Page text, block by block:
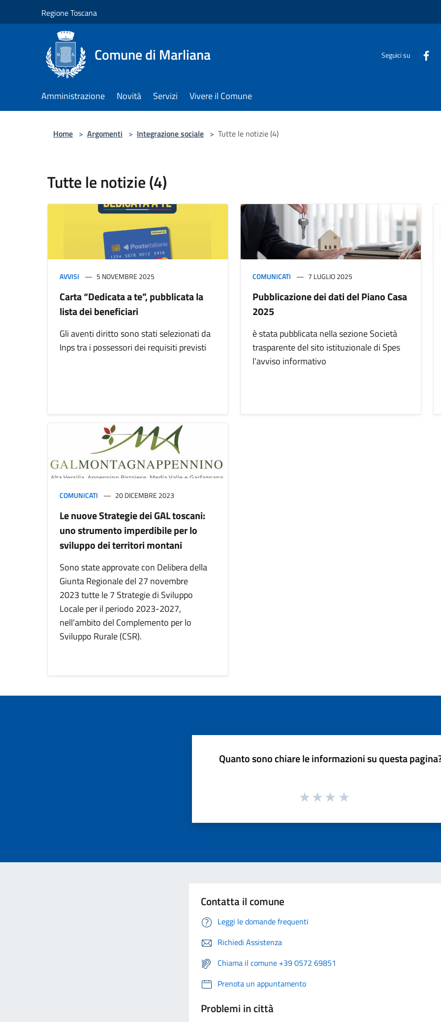
Regione Toscana
Comune di Marliana Seguici su
Amministrazione Novità Servizi Vivere il Comune
Home > Argomenti > Integrazione sociale > Tutte le notizie (4)
Tutte le notizie (4)
AVVISI 5 NOVEMBRE 2025
Carta “Dedicata a te”, pubblicata la
lista dei beneficiari
Gli aventi diritto sono stati selezionati da
Inps tra i possessori dei requisiti previsti
COMUNICATI 7 LUGLIO 2025
Pubblicazione dei dati del Piano Casa
2025
è stata pubblicata nella sezione Società
trasparente del sito istituzionale di Spes
l’avviso informativo
COMUNICATI 20 DICEMBRE 2023
Le nuove Strategie dei GAL toscani:
uno strumento imperdibile per lo
sviluppo dei territori montani
Sono state approvate con Delibera della
Giunta Regionale del 27 novembre
2023 tutte le 7 Strategie di Sviluppo
Locale per il periodo 2023-2027,
nell'ambito del Complemento per lo
Sviluppo Rurale (CSR).
Quanto sono chiare le informazioni su questa
Contatta il comune
Leggi le domande frequenti
Richiedi Assistenza
Chiama il comune +39 0572 69851
Prenota un appuntamento
Problemi in città